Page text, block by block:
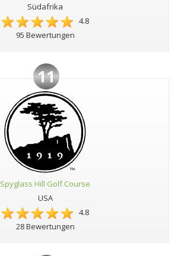
Südafrika
4.8
95 Bewertungen
11
Spyglass Hill Golf Course
USA
4.8
28 Bewertungen